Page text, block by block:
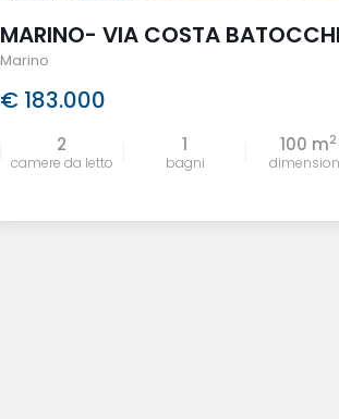
MARINO- VIA COSTA
Marino
€ 183.000
2
camere da letto
1
bagni
100 m2